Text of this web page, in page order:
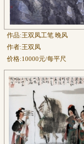
作品:王双凤工笔 晚风
作者:王双凤
价格:10000元/每平尺